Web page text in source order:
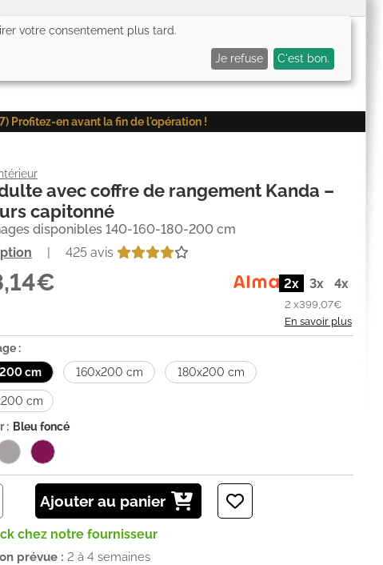
0) Mon panier (0
Profitez-en avant la fin de l'opération !
avec coffre de rangement Kanda –
capitonné
disponibles 140-160-180-200 cm
| 425 avis
2x 3x 4x
2 x399,07€
En savoir plus
:
cm
160x200 cm 180x200 cm
cm
: Bleu foncé
Ajouter au panier
chez notre fournisseur
prévue : 2 à 4 semaines
votre consentement plus tard.
Je refuse C'est bon.